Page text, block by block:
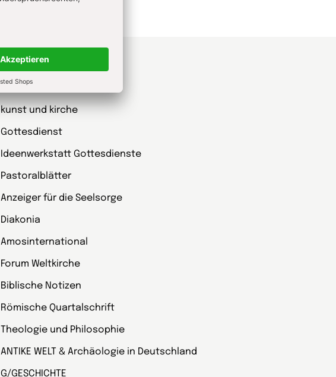
kunst und kirche
Gottesdienst
Ideenwerkstatt Gottesdienste
Pastoralblätter
Anzeiger für die Seelsorge
Diakonia
Amosinternational
Forum Weltkirche
Biblische Notizen
Römische Quartalschrift
Theologie und Philosophie
ANTIKE WELT & Archäologie in Deutschland
G/GESCHICHTE